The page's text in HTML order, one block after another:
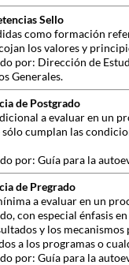
Sello
como formación
los valores y
por: Dirección de
Generales.
de Postgrado
a evaluar en un
sólo cumplan las
por: Guía para la
de Pregrado
a evaluar en un
con especial énfasis
y los
a los programas o
por: Guía para la